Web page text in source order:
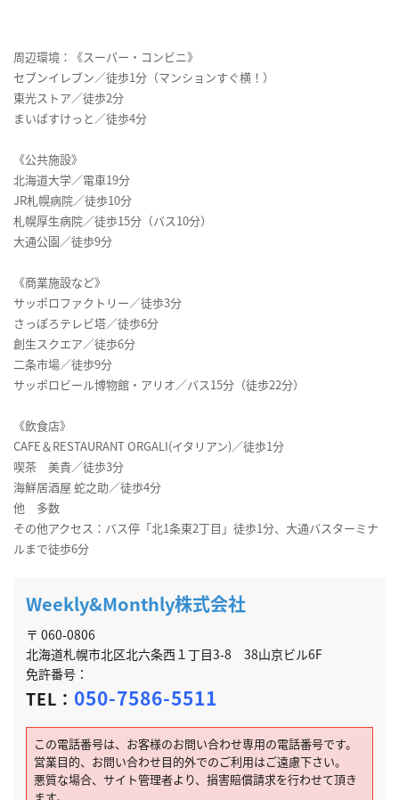
周辺環境：《スーパー・コンビニ》
セブンイレブン／徒歩1分（マンションすぐ横！）
東光ストア／徒歩2分
まいばすけっと／徒歩4分
《公共施設》
北海道大学／電車19分
JR札幌病院／徒歩10分
札幌厚生病院／徒歩15分（バス10分）
大通公園／徒歩9分
《商業施設など》
サッポロファクトリー／徒歩3分
さっぽろテレビ塔／徒歩6分
創生スクエア／徒歩6分
二条市場／徒歩9分
サッポロビール博物館・アリオ／バス15分（徒歩22分）
《飲食店》
CAFE＆RESTAURANT ORGALI(イタリアン)／徒歩1分
喫茶 美貴／徒歩3分
海鮮居酒屋 蛇之助／徒歩4分
他 多数
その他アクセス：バス停「北1条東2丁目」徒歩1分、大通バスターミナ
ルまで徒歩6分
Weekly&Monthly株式会社
〒 060-0806
北海道札幌市北区北六条西１丁目3-8 38山京ビル6F
免許番号：
TEL： 050-7586-5511
この電話番号は、お客様のお問い合わせ専用の電話番号です。
営業目的、お問い合わせ目的外でのご利用はご遠慮下さい。
悪質な場合、サイト管理者より、損害賠償請求を行わせて頂き